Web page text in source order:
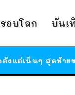
อบโลก บันเ